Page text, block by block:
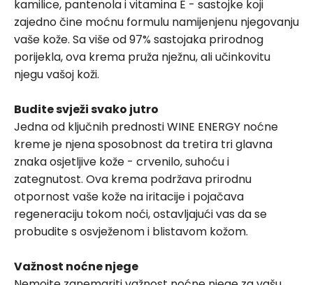
kamilice, pantenola i vitamina E - sastojke koji
zajedno čine moćnu formulu namijenjenu njegovanju
vaše kože. Sa više od 97% sastojaka prirodnog
porijekla, ova krema pruža nježnu, ali učinkovitu
njegu vašoj koži.
Budite svježi svako jutro
Jedna od ključnih prednosti WINE ENERGY noćne
kreme je njena sposobnost da tretira tri glavna
znaka osjetljive kože - crvenilo, suhoću i
zategnutost. Ova krema podržava prirodnu
otpornost vaše kože na iritacije i pojačava
regeneraciju tokom noći, ostavljajući vas da se
probudite s osvježenom i blistavom kožom.
Važnost noćne njege